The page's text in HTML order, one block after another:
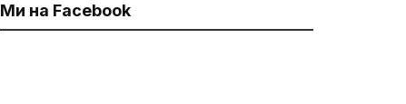
Ми на Facebook